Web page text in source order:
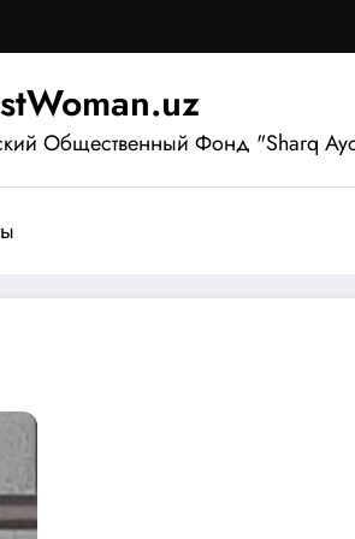
Общественный Фонд "Sharq